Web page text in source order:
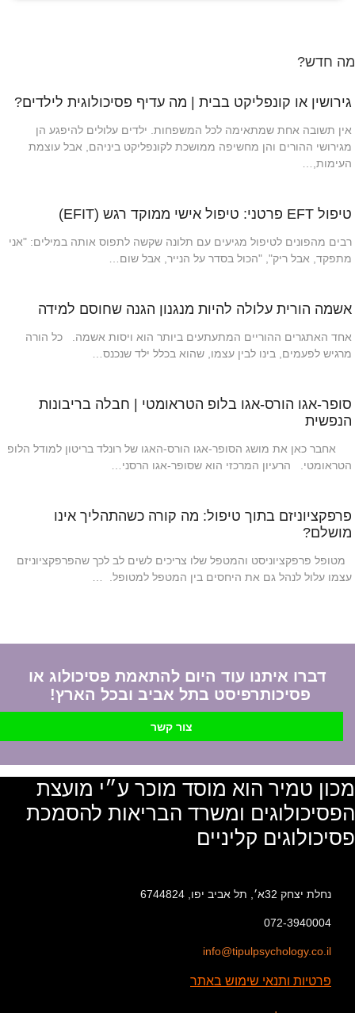
מה חדש?
גירושין או קונפליקט בבית | מה עדיף פסיכולוגית לילדים?
אין תשובה אחת שמתאימה לכל המשפחות. ילדים עלולים להיפגע הן
מגירושי ההורים והן מחשיפה ממושכת לקונפליקט ביניהם, אבל עוצמת
העימות,…
טיפול EFT פרטני: טיפול אישי ממוקד רגש (EFIT)
רבים מהפונים לטיפול מגיעים עם תלונה שקשה לתפוס אותה במילים: "אני
מתפקד, אבל ריק", "הכול בסדר על הנייר, אבל שום…
אשמה הורית עלולה להיות מנגנון הגנה שחוסם למידה
אחד האתגרים ההוריים המתעתעים ביותר הוא ויסות אשמה. כל הורה
מרגיש לפעמים, בינו לבין עצמו, שהוא בכלל ילד שנכנס…
סופר-אגו הורס-אגו בלופ הטראומטי | חבלה בריבונות
הנפשית
אחבר כאן את מושג הסופר-אגו הורס-האגו של רונלד בריטון למודל הלופ
הטראומטי. הרעיון המרכזי הוא שסופר-אגו הרסני…
פרפקציוניזם בתוך טיפול: מה קורה כשהתהליך אינו
מושלם?
מטופל פרפקציוניסט והמטפל שלו צריכים לשים לב לכך שהפרפקציוניזם
עצמו עלול לנהל גם את היחסים בין המטפל למטופל. …
דברו איתנו עוד היום להתאמת פסיכולוג או
פסיכותרפיסט בתל אביב ובכל הארץ!
צור קשר
מכון טמיר הוא מוסד מוכר ע״י מועצת
הפסיכולוגים ומשרד הבריאות להסמכת
פסיכולוגים קליניים
נחלת יצחק 32א׳, תל אביב יפו, 6744824
072-3940004
info@tipulpsychology.co.il
פרטיות ותנאי שימוש באתר